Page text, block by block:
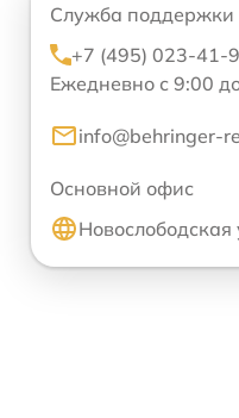
Служба поддержки
+7 (495) 023-41-
Ежедневно с 9:00
info@behringer-
Основной офис